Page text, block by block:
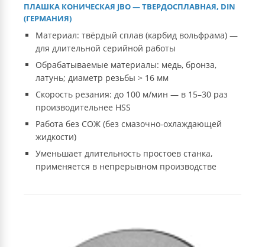
ПЛАШКА КОНИЧЕСКАЯ JBO — ТВЕРДОСПЛАВНАЯ, DIN
(ГЕРМАНИЯ)
Материал: твёрдый сплав (карбид вольфрама) —
для длительной серийной работы
Обрабатываемые материалы: медь, бронза,
латунь; диаметр резьбы > 16 мм
Скорость резания: до 100 м/мин — в 15–30 раз
производительнее HSS
Работа без СОЖ (без смазочно-охлаждающей
жидкости)
Уменьшает длительность простоев станка,
применяется в непрерывном производстве